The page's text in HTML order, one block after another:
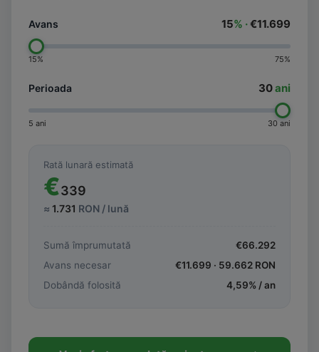
Avans 15% ·€11.699
15% 75%
Perioada 30ani
5 ani 30 ani
Rată lunară estimată
€339
≈ 1.731 RON / lună
Sumă împrumutată €66.292
Avans necesar
€11.699 · 59.662 RON
Dobândă folosită
4,59% / an